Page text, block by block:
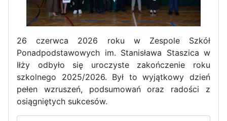
Zawody Sportowo – Obronne
klas OPW
26 czerwca 2026 roku w Zespole Szkół
Ponadpodstawowych im. Stanisława Staszica w
Iłży odbyło się uroczyste zakończenie roku
szkolnego 2025/2026. Był to wyjątkowy dzień
pełen wzruszeń, podsumowań oraz radości z
osiągniętych sukcesów.